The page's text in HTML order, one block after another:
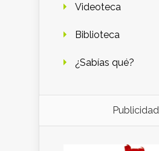
Videoteca
Biblioteca
¿Sabías qué?
Publicidad